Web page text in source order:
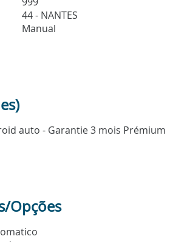
44 - NANTES
Manual
auto - Garantie 3 mois Prémium
Opções